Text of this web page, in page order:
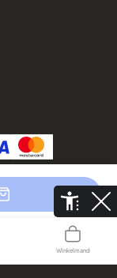
13, 4191 PC, Geldermalsen
Winkelmand